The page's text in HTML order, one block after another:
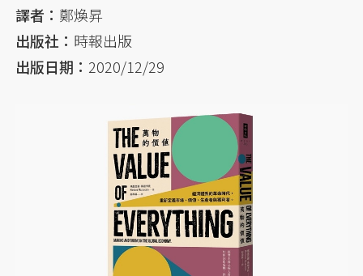
譯者： 鄭煥昇
出版社： 時報出版
出版日期： 2020/12/29